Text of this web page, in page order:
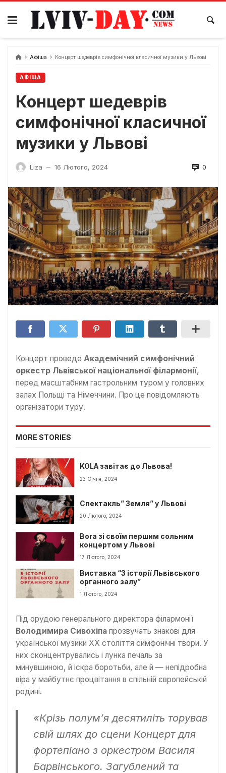
Skip
content
Афіша Концерт шедеврів симфонічної класичної музики у Львові
АФІША
Концерт шедеврів
симфонічної класичної
музики у Львові
Liza — 16 Лютого, 2024 0
Концерт проведе Академічний симфонічний
оркестр Львівської національної філармонії,
перед масштабним гастрольним туром у головних
залах Польщі та Німеччини. Про це повідомляють
організатори туру.
MORE STORIES
KOLA завітає до Львова!
23 Січня, 2024
Спектакль” Земля” у Львові
20 Лютого, 2024
Bora зі своїм першим сольним
концертом у Львові
17 Лютого, 2024
Виставка “З історії Львівського
органного залу”
1 Лютого, 2024
Під орудою генерального директора філармонії
Володимира Сивохіпа прозвучать знакові для
української музики XX століття симфонічні твори. У
них сконцентрувались і лунка печаль за
минувшиною, й іскра боротьби, але й — непідробна
віра у майбутнє процвітання в спільній європейській
родині.
«Крізь полум’я десятиліть торував
свій шлях до сцени Концерт для
фортепіано з оркестром Василя
Барвінського. Загублений та